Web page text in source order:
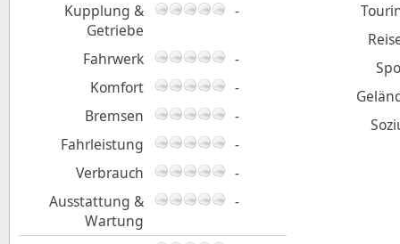
Kupplung &
Getriebe
-
Fahrwerk
-
Komfort
-
Bremsen
-
Fahrleistung
-
Verbrauch
-
Ausstattung &
Wartung
-